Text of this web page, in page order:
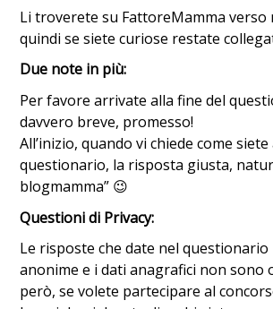
Li troverete su FattoreMamma verso
quindi se siete curiose restate
Due note in più:
Per favore arrivate alla fine del
davvero breve, promesso!
All’inizio, quando vi chiede come
questionario, la risposta giusta,
blogmamma” 😉
Questioni di Privacy:
Le risposte che date nel
anonime e i dati anagrafici non sono
però, se volete partecipare al